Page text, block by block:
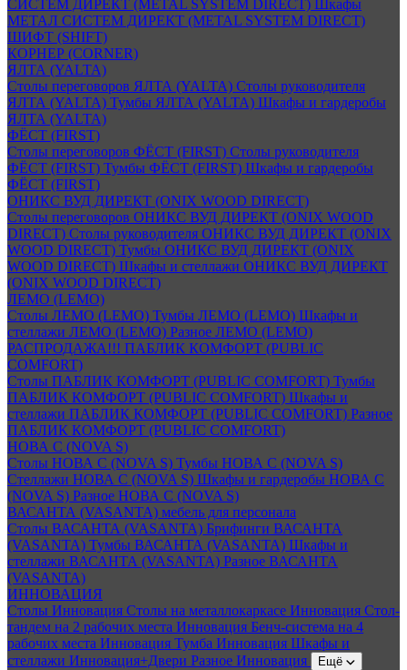
СИСТЕМ ДИРЕКТ (METAL SYSTEM DIRECT) Шкафы
МЕТАЛ СИСТЕМ ДИРЕКТ (METAL SYSTEM DIRECT)
ШИФТ (SHIFT)
КОРНЕР (CORNER)
ЯЛТА (YALTA)
Столы переговоров ЯЛТА (YALTA) Столы руководителя
ЯЛТА (YALTA) Тумбы ЯЛТА (YALTA) Шкафы и гардеробы
ЯЛТА (YALTA)
ФЁСТ (FIRST)
Столы переговоров ФЁСТ (FIRST) Столы руководителя
ФЁСТ (FIRST) Тумбы ФЁСТ (FIRST) Шкафы и гардеробы
ФЁСТ (FIRST)
ОНИКС ВУД ДИРЕКТ (ONIX WOOD DIRECT)
Столы переговоров ОНИКС ВУД ДИРЕКТ (ONIX WOOD
DIRECT) Столы руководителя ОНИКС ВУД ДИРЕКТ (ONIX
WOOD DIRECT) Тумбы ОНИКС ВУД ДИРЕКТ (ONIX
WOOD DIRECT) Шкафы и стеллажи ОНИКС ВУД ДИРЕКТ
(ONIX WOOD DIRECT)
ЛЕМО (LEMO)
Столы ЛЕМО (LEMO) Тумбы ЛЕМО (LEMO) Шкафы и
стеллажи ЛЕМО (LEMO) Разное ЛЕМО (LEMO)
РАСПРОДАЖА!!! ПАБЛИК КОМФОРТ (PUBLIC
COMFORT)
Столы ПАБЛИК КОМФОРТ (PUBLIC COMFORT) Тумбы
ПАБЛИК КОМФОРТ (PUBLIC COMFORT) Шкафы и
стеллажи ПАБЛИК КОМФОРТ (PUBLIC COMFORT) Разное
ПАБЛИК КОМФОРТ (PUBLIC COMFORT)
НОВА С (NOVA S)
Столы НОВА С (NOVA S) Тумбы НОВА С (NOVA S)
Стеллажи НОВА С (NOVA S) Шкафы и гардеробы НОВА С
(NOVA S) Разное НОВА С (NOVA S)
ВАСАНТА (VASANTA) мебель для персонала
Столы ВАСАНТА (VASANTA) Брифинги ВАСАНТА
(VASANTA) Тумбы ВАСАНТА (VASANTA) Шкафы и
стеллажи ВАСАНТА (VASANTA) Разное ВАСАНТА
(VASANTA)
ИННОВАЦИЯ
Столы Инновация Столы на металлокаркасе Инновация Стол-
тандем на 2 рабочих места Инновация Бенч-система на 4
рабочих места Инновация Тумба Инновация Шкафы и
стеллажи Инновация+Двери Разное Инновация Ещё